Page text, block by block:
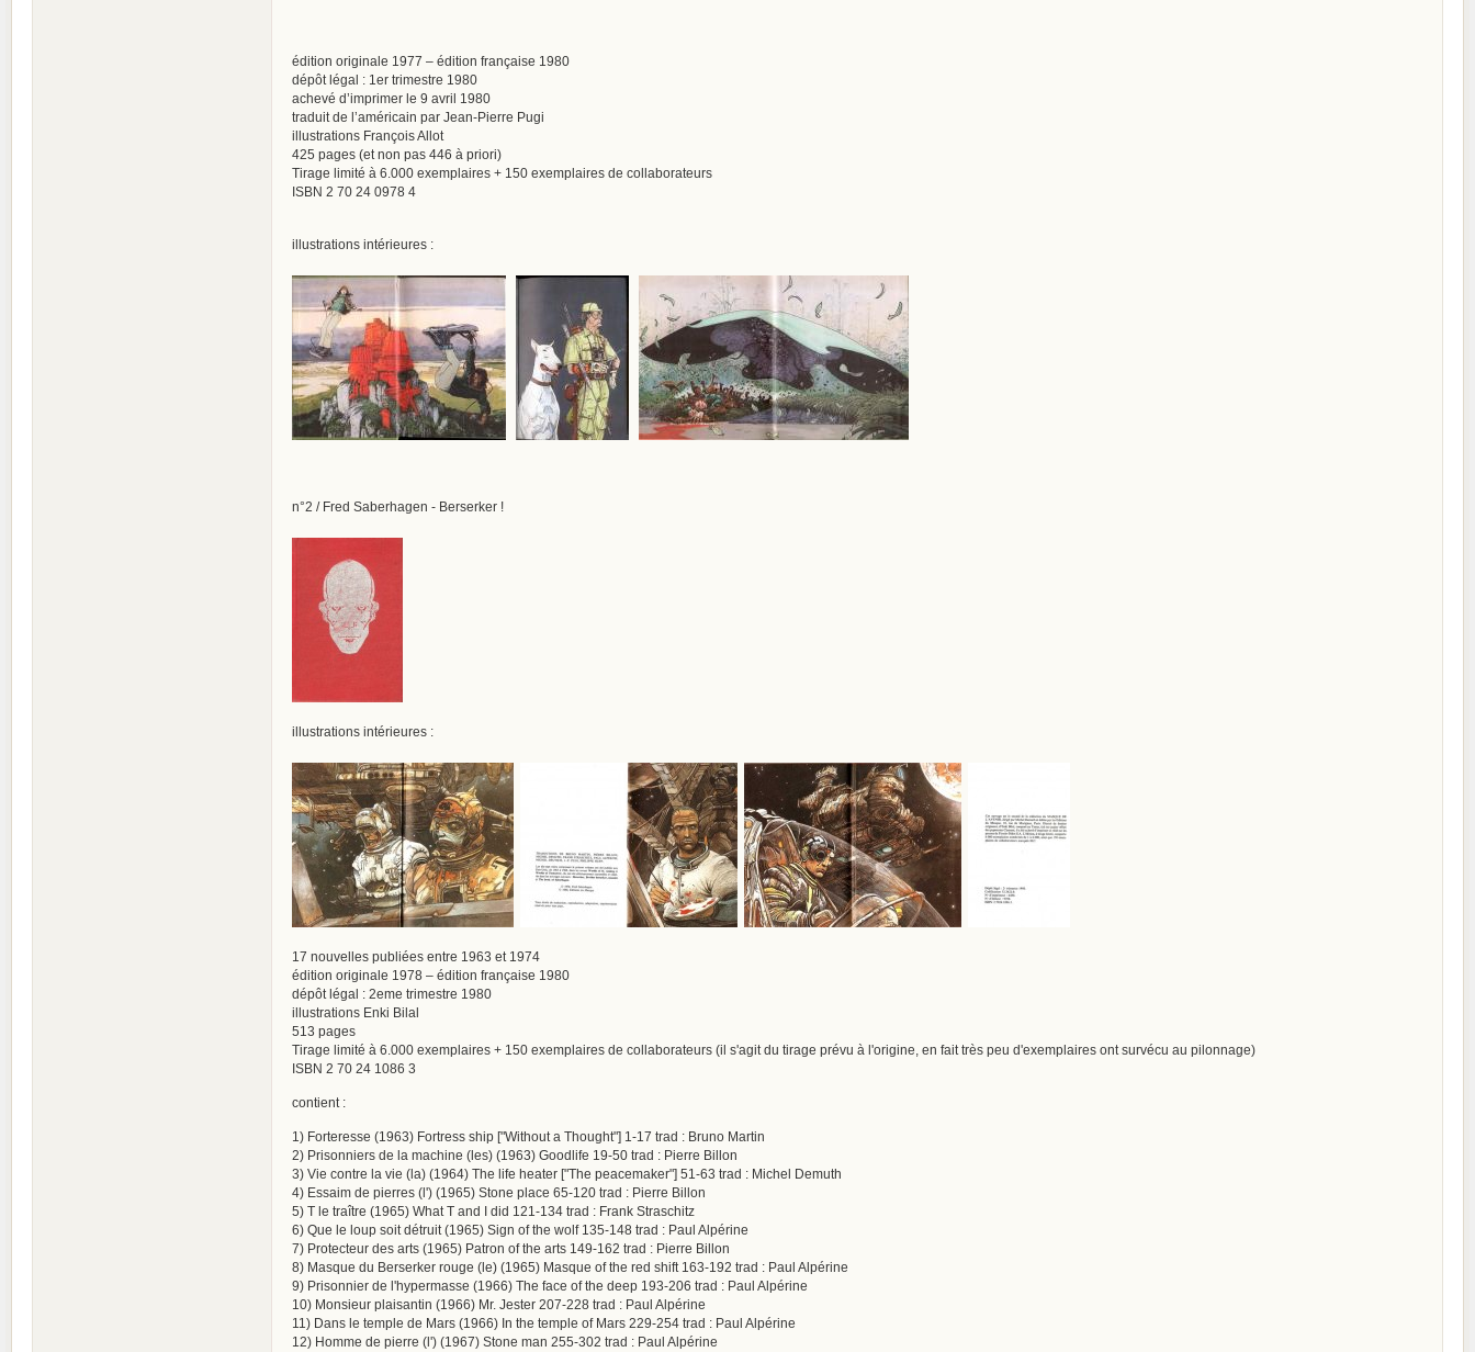
édition originale 1977 – édition française 1980
dépôt légal : 1er trimestre 1980
achevé d’imprimer le 9 avril 1980
traduit de l’américain par Jean-Pierre Pugi
illustrations François Allot
425 pages (et non pas 446 à priori)
Tirage limité à 6.000 exemplaires + 150 exemplaires de collaborateurs
ISBN 2 70 24 0978 4
illustrations intérieures :
n°2 / Fred Saberhagen - Berserker !
illustrations intérieures :
17 nouvelles publiées entre 1963 et 1974
édition originale 1978 – édition française 1980
dépôt légal : 2eme trimestre 1980
illustrations Enki Bilal
513 pages
Tirage limité à 6.000 exemplaires + 150 exemplaires de collaborateurs (il s'agit du tirage prévu à l'origine, en fait très peu d'exemplaires ont survécu au pilonnage)
ISBN 2 70 24 1086 3
contient :
1) Forteresse (1963) Fortress ship ["Without a Thought"] 1-17 trad : Bruno Martin
2) Prisonniers de la machine (les) (1963) Goodlife 19-50 trad : Pierre Billon
3) Vie contre la vie (la) (1964) The life heater ["The peacemaker"] 51-63 trad : Michel Demuth
4) Essaim de pierres (l') (1965) Stone place 65-120 trad : Pierre Billon
5) T le traître (1965) What T and I did 121-134 trad : Frank Straschitz
6) Que le loup soit détruit (1965) Sign of the wolf 135-148 trad : Paul Alpérine
7) Protecteur des arts (1965) Patron of the arts 149-162 trad : Pierre Billon
8) Masque du Berserker rouge (le) (1965) Masque of the red shift 163-192 trad : Paul Alpérine
9) Prisonnier de l'hypermasse (1966) The face of the deep 193-206 trad : Paul Alpérine
10) Monsieur plaisantin (1966) Mr. Jester 207-228 trad : Paul Alpérine
11) Dans le temple de Mars (1966) In the temple of Mars 229-254 trad : Paul Alpérine
12) Homme de pierre (l') (1967) Stone man 255-302 trad : Paul Alpérine